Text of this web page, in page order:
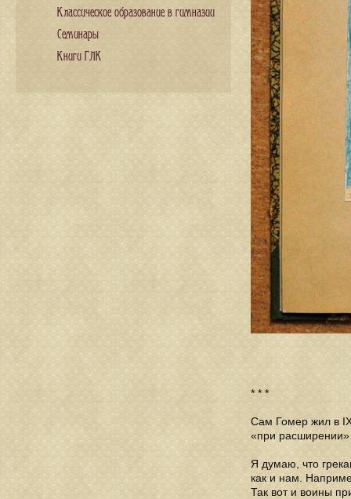
* * *
Сам Гомер жил в
«при расширении»
Я думаю, что
как и нам.
Так вот и воины
Классическое образование в гимназии
Семинары
Книги ГЛК